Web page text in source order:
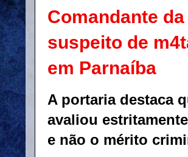
Comandante
suspeito de
em Parnaíba
A portaria destaca
avaliou
e não o mérito